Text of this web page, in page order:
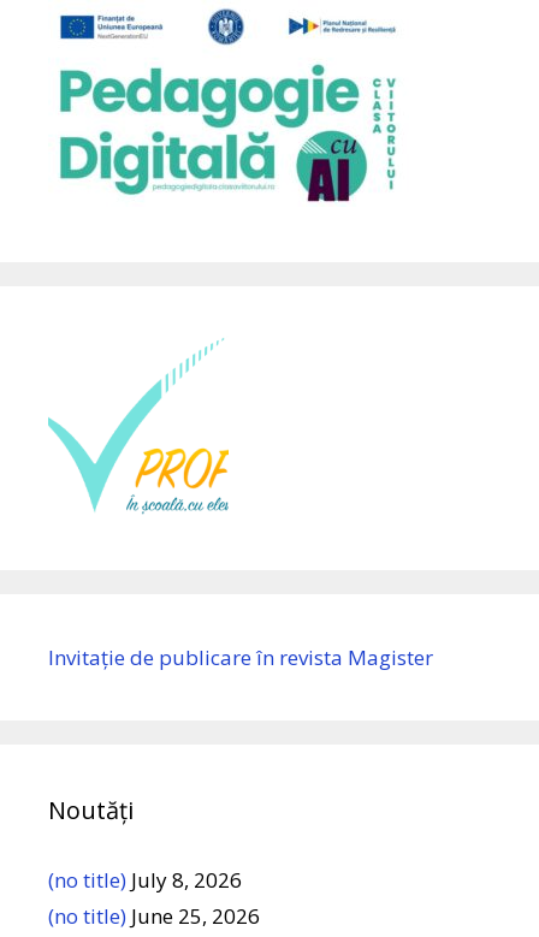
Invitație de publicare în revista Magister
Noutăți
(no title) July 8, 2026
(no title) June 25, 2026